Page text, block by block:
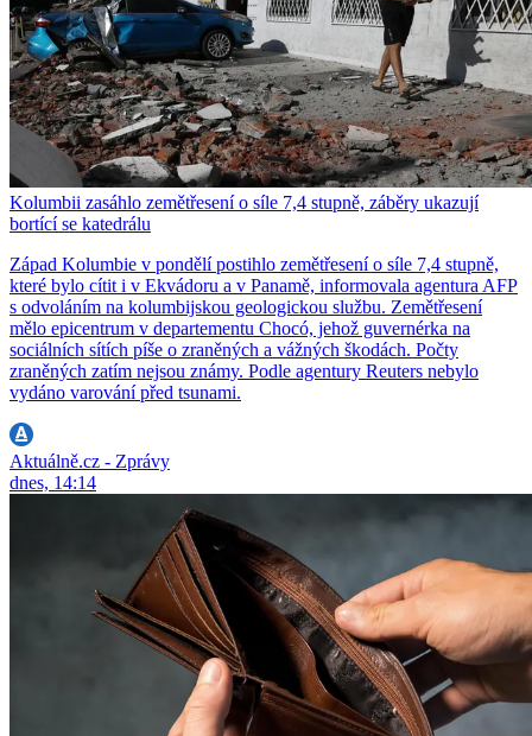
Kolumbii zasáhlo zemětřesení o síle 7,4 stupně, záběry ukazují
bortící se katedrálu
Západ Kolumbie v pondělí postihlo zemětřesení o síle 7,4 stupně,
které bylo cítit i v Ekvádoru a v Panamě, informovala agentura AFP
s odvoláním na kolumbijskou geologickou službu. Zemětřesení
mělo epicentrum v departementu Chocó, jehož guvernérka na
sociálních sítích píše o zraněných a vážných škodách. Počty
zraněných zatím nejsou známy. Podle agentury Reuters nebylo
vydáno varování před tsunami.
Aktuálně.cz - Zprávy
dnes, 14:14